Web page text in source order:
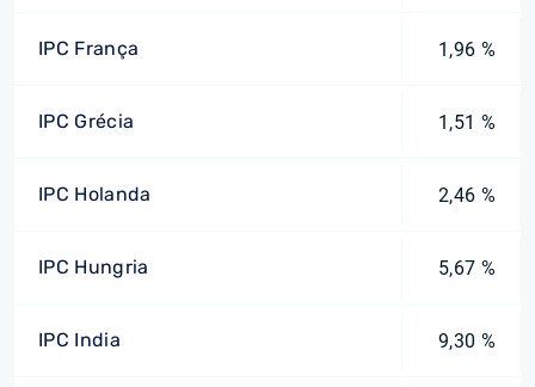
IPC França 1,96 %
IPC Grécia 1,51 %
IPC Holanda 2,46 %
IPC Hungria 5,67 %
IPC India 9,30 %